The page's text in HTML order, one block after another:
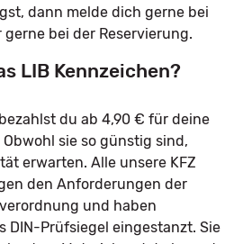
dann melde dich gerne bei
bei der Reservierung.
LIB Kennzeichen?
du ab 4,90 € für deine
Obwohl sie so günstig sind,
erwarten. Alle unsere KFZ
den Anforderungen der
und haben
DIN-Prüfsiegel eingestanzt. Sie